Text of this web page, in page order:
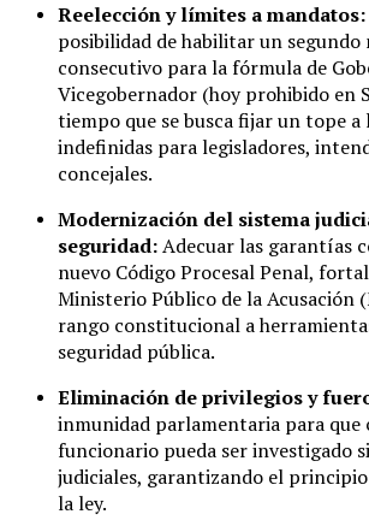
Reelección y límites a mandatos:
posibilidad de habilitar un segundo
consecutivo para la fórmula de
Vicegobernador (hoy prohibido en
tiempo que se busca fijar un tope a
indefinidas para legisladores,
concejales.
Modernización del sistema
seguridad:Adecuar las garantías
nuevo Código Procesal Penal,
Ministerio Público de la Acusación
rango constitucional a
seguridad pública.
Eliminación de privilegios y
inmunidad parlamentaria para que
funcionario pueda ser investigado
judiciales, garantizando el
la ley.